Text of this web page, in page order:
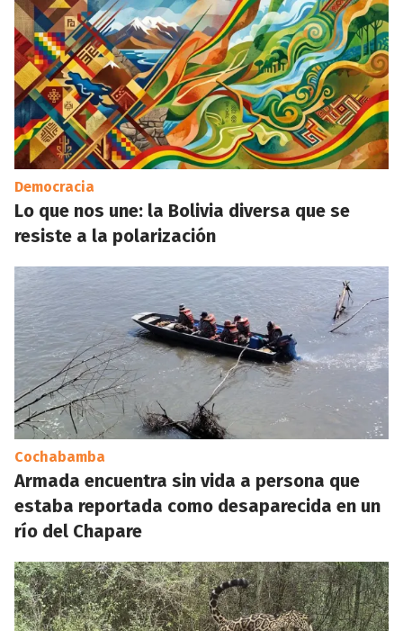
Democracia
Lo que nos une: la Bolivia diversa que se
resiste a la polarización
Cochabamba
Armada encuentra sin vida a persona que
estaba reportada como desaparecida en un
río del Chapare